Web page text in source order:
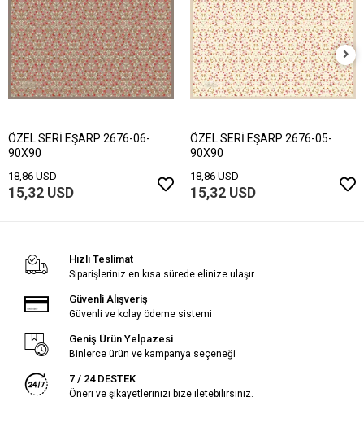
ÖZEL SERİ EŞARP 2676-06-
90X90
18,86 USD
15,32 USD
ÖZEL SERİ EŞARP 2676-05-
90X90
18,86 USD
15,32 USD
Hızlı Teslimat
Siparişleriniz en kısa sürede elinize ulaşır.
Güvenli Alışveriş
Güvenli ve kolay ödeme sistemi
Geniş Ürün Yelpazesi
Binlerce ürün ve kampanya seçeneği
7 / 24 DESTEK
Öneri ve şikayetlerinizi bize iletebilirsiniz.